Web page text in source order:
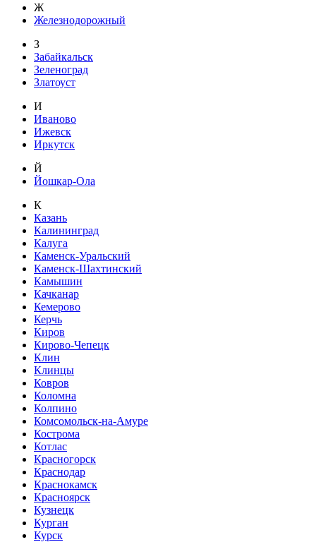
Ж
Железнодорожный
З
Забайкальск
Зеленоград
Златоуст
И
Иваново
Ижевск
Иркутск
Й
Йошкар-Ола
К
Казань
Калининград
Калуга
Каменск-Уральский
Каменск-Шахтинский
Камышин
Качканар
Кемерово
Керчь
Киров
Кирово-Чепецк
Клин
Клинцы
Ковров
Коломна
Колпино
Комсомольск-на-Амуре
Кострома
Котлас
Красногорск
Краснодар
Краснокамск
Красноярск
Кузнецк
Курган
Курск